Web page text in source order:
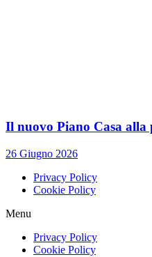
Il nuovo Piano Casa
26 Giugno 2026
Privacy Policy
Cookie Policy
Menu
Privacy Policy
Cookie Policy